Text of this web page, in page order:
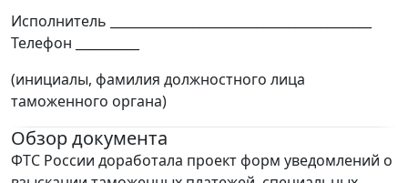
Исполнитель _________________________________________
Телефон __________
(инициалы, фамилия должностного лица
таможенного органа)
Обзор документа
ФТС России доработала проект форм уведомлений о